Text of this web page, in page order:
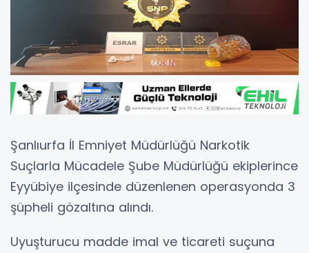
Şanlıurfa İl Emniyet Müdürlüğü Narkotik
Suçlarla Mücadele Şube Müdürlüğü ekiplerince
Eyyübiye ilçesinde düzenlenen operasyonda 3
şüpheli gözaltına alındı.
Uyuşturucu madde imal ve ticareti suçuna